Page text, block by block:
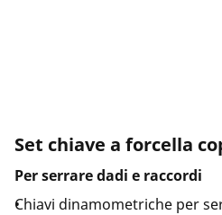
Set chiave a forcella
Per serrare dadi e raccordi
Chiavi dinamometriche per